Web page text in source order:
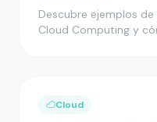
Descubre ejemplos
Cloud Computing y
Cloud